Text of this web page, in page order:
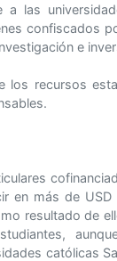
las
confiscados
e
los recursos
en más de
resultado de
católicas